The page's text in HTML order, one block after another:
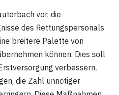
vor, die
des Rettungspersonals
breitere Palette von
können. Dies soll
verbessern,
die Zahl unnötiger